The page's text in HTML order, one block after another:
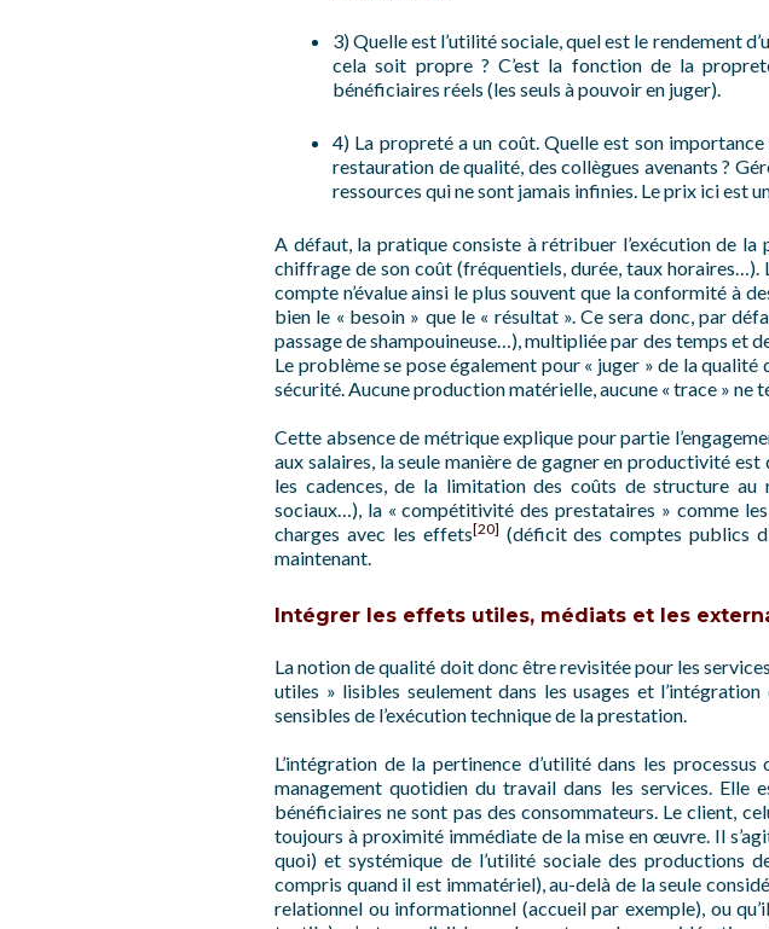
3) Quelle est l’utilité sociale, quel est le rendement
cela soit propre ? C’est la fonction de la
bénéficiaires réels (les seuls à pouvoir en juger).
4) La propreté a un coût. Quelle est son
restauration de qualité, des collègues avenants ?
ressources qui ne sont jamais infinies. Le prix ici est
A défaut, la pratique consiste à rétribuer l’exécution de
chiffrage de son coût (fréquentiels, durée, taux horaires…).
compte n’évalue ainsi le plus souvent que la conformité à
bien le « besoin » que le « résultat ». Ce sera donc, par
passage de shampouineuse…), multipliée par des temps et
Le problème se pose également pour « juger » de la qualité
sécurité. Aucune production matérielle, aucune « trace » ne
Cette absence de métrique explique pour partie
aux salaires, la seule manière de gagner en productivité
les cadences, de la limitation des coûts de structure au
sociaux…), la « compétitivité des prestataires » comme
charges avec les effets[20] (déficit des comptes publics
maintenant.
Intégrer les effets utiles, médiats et les
La notion de qualité doit donc être revisitée pour les
utiles » lisibles seulement dans les usages et
sensibles de l’exécution technique de la prestation.
L’intégration de la pertinence d’utilité dans les
management quotidien du travail dans les services. Elle
bénéficiaires ne sont pas des consommateurs. Le client,
toujours à proximité immédiate de la mise en œuvre. Il
quoi) et systémique de l’utilité sociale des productions
compris quand il est immatériel), au-delà de la seule
relationnel ou informationnel (accueil par exemple), ou